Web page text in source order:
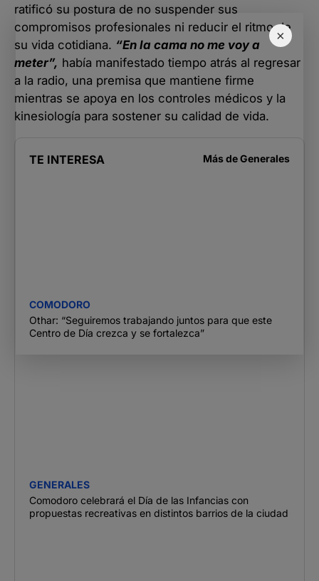
×
ratificó su postura de no suspender sus
compromisos profesionales ni reducir el ritmo de
su vida cotidiana. “En la cama no me voy a
meter”, había manifestado tiempo atrás al regresar
a la radio, una premisa que mantiene firme
mientras se apoya en los controles médicos y la
kinesiología para sostener su calidad de vida.
TE INTERESA Más deGenerales
COMODORO
Othar: “Seguiremos trabajando juntos para que este
Centro de Día crezca y se fortalezca”
GENERALES
Comodoro celebrará el Día de las Infancias con
propuestas recreativas en distintos barrios de la ciudad